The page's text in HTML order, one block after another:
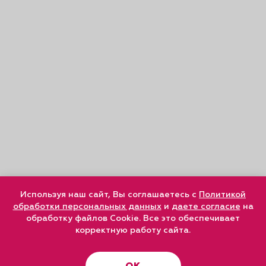
Используя наш сайт, Вы соглашаетесь с Политикой
обработки персональных данныхи даете согласие на
обработку файлов Cookie. Все это обеспечивает
корректную работу сайта.